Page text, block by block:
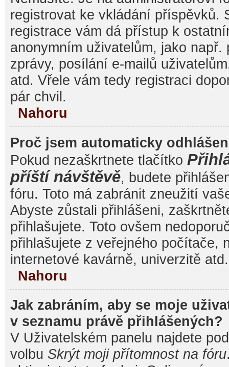
registrovat ke vkládání příspěvků.
registrace vám dá přístup k
anonymním uživatelům, jako např.
zprávy, posílání e-mailů
atd. Vřele vám tedy registraci
pár chvil.
Nahoru
Proč jsem automaticky
Pokud nezaškrtnete tlačítko
příští návštěvě, budete
fóru. Toto má zabránit zneužití
Abyste zůstali přihlášeni,
přihlašujete. Toto ovšem
přihlašujete z veřejného počítače,
internetové kavárně, univerzitě atd.
Nahoru
Jak zabráním, aby se moje
v seznamu právě přihlášených?
V Uživatelském panelu najdete
volbu Skrýt moji přítomnost na fóru